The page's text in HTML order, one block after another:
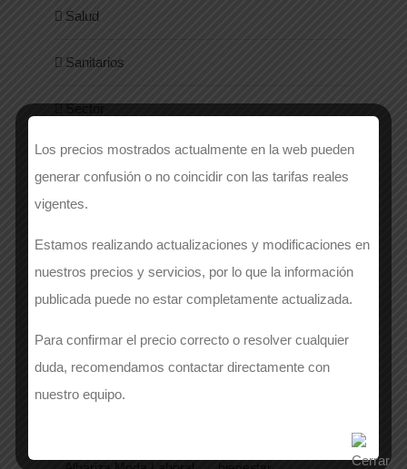
Salud
Sanitarios
Sector
Seguridad y Normativa
Sin categoría
Style
Uniformes
Women
Los precios mostrados actualmente en la web pueden
generar confusión o no coincidir con las tarifas reales
vigentes.
Estamos realizando actualizaciones y modificaciones en
nuestros precios y servicios, por lo que la información
publicada puede no estar completamente actualizada.
Para confirmar el precio correcto o resolver cualquier
duda, recomendamos contactar directamente con
nuestro equipo.